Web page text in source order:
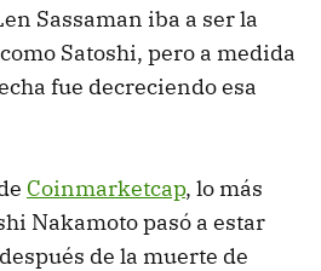
Sassaman iba a ser la
Satoshi, pero a medida
fue decreciendo esa
Coinmarketcap, lo más
Nakamoto pasó a estar
de la muerte de